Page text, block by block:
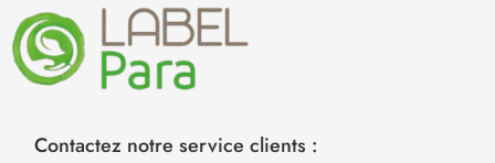
Contactez notre service clients :